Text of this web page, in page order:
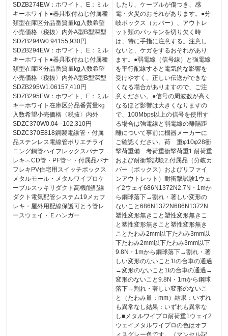
SDZB274EW：ホワイト、E：ミル
キーホワイト●器具取付ねじ付属種
類型在庫区分品番質量kg入数希望
小売価格〈税抜〉内外A型B型深型
SDZB294W0.94155,930円
SDZB294EW：ホワイト、E：ミル
キーホワイト●器具取付ねじ付属種
類型在庫区分品番質量kg入数希望
小売価格〈税抜〉内外A型B型深型
SDZB295W1.06157,410円
SDZB295EW：ホワイト、E：ミル
キーホワイト在庫区分品番質量kg
入数希望小売価格〈税抜〉内外
SDZC370W0.04─102,310円
SDZC370E818鋼製電線管・付属
品ステンレス電線管ポリエチライ
ニング鋼管ハイフレックスパナフ
レキ︵CD管・PF管︶・付属品パナ
フレキPV住宅用スイッチボックス
メタルモール・メタルワイプロケ
ーブルスッキリダクト高機能配線
ダクト電気配管システム19メカフ
レキ・屋外用配線保護可とう管レ
ースウェイ・Ｅハンガー
したり、ケーブルが傷つき、感
電・火災のおそれがあります。●分
岐ボックス（カバー）、アウトレ
ット類のパッキンを切り欠く時
は、特に手指に注意する。注意し
ないと、ケガをするおそれがあり
ます。●弱電線（信号線）と強電線
を平行配線すると電気的な影響を
受けやすく、正しい伝送ができな
くなる場合がありますので、ご注
意ください。●信号の周波数が高く
なるほど影響は大きくなりますの
で、100Mbps以上の信号を使用す
る場合は強電線と弱電線の離隔距
離について事前に機器メーカーに
ご確認ください。荷 重φ10φ28衝
撃荷重備 考荷重衝撃荷重1.耐荷重
および耐衝撃試験2.付属品（分岐カ
バー（ボックス）およびリファイ
ンアウトレット）耐衝撃試験1ウェ
イ2ウェイ686N1372N2.7N・1mか
ら鋼球落下→割れ・著しい変形の
ないこと686N1372N686N1372N
塑性変形無きこと塑性変形無きこ
と塑性変形無きこと塑性変形無き
ことたわみ2mm以下たわみ3mm以
下たわみ2mm以下たわみ3mm以下
9.8N・1mから鋼球落下→割れ・著
しい変形のないこと1tの台車の通過
→変形のないこと1tの台車の通過→
変形のないこと9.8N・1mから鋼球
落下→割れ・著しい変形のないこ
と（たわみ量：mm）結果：いずれ
も異常なし結果：いずれも異常な
し■メタルワイプロ耐荷重1ウェイ2
ウェイメタルワイプロの色はオフ